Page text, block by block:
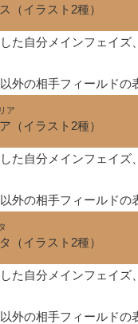
（イラスト2種）
た自分メインフェイ
外の相手フィールド
ア
（イラスト2種）
た自分メインフェイ
外の相手フィールド
（イラスト2種）
た自分メインフェイ
外の相手フィールド